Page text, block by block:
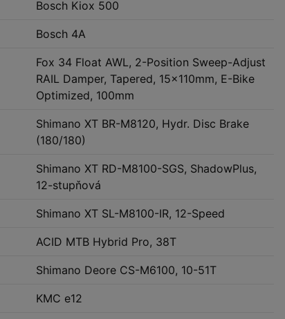
Bosch Kiox 500
Bosch 4A
Fox 34 Float AWL, 2-Position Sweep-Adjust
RAIL Damper, Tapered, 15x110mm, E-Bike
Optimized, 100mm
Shimano XT BR-M8120, Hydr. Disc Brake
(180/180)
Shimano XT RD-M8100-SGS, ShadowPlus,
12-stupňová
Shimano XT SL-M8100-IR, 12-Speed
ACID MTB Hybrid Pro, 38T
Shimano Deore CS-M6100, 10-51T
KMC e12